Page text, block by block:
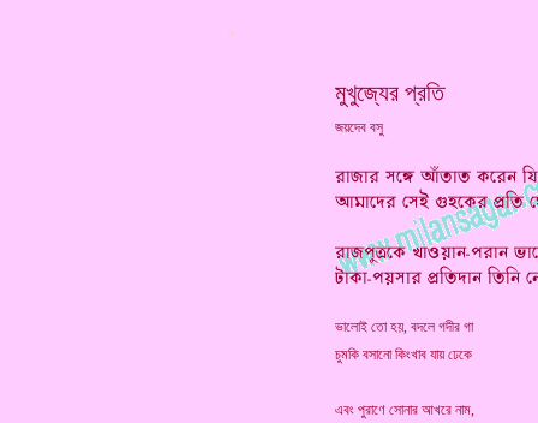
*
ভালোই তো হয়, বদলে গদীর গা
চুমকি বসানো কিংখাব যায় ঢেকে
এবং পুরাণে সোনার আখরে নাম,
মুখুজ্যের প্রতি
জয়দেব বসু